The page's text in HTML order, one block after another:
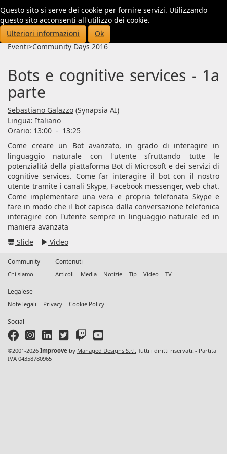
Questo sito si serve dei cookie per fornire servizi. Utilizzando
questo sito acconsenti all'utilizzo dei cookie.
Ulteriori informazioni
Ok
Eventi>Community Days 2016
Bots e cognitive services - 1a
parte
Sebastiano Galazzo (Synapsia AI)
Lingua: Italiano
Orario: 13:00 - 13:25
Come creare un Bot avanzato, in grado di interagire in
linguaggio naturale con l'utente sfruttando tutte le
potenzialità della piattaforma Bot di Microsoft e dei servizi di
cognitive services. Come far interagire il bot con il nostro
utente tramite i canali Skype, Facebook messenger, web chat.
Come implementare una vera e propria telefonata Skype e
fare in modo che il bot capisca dalla conversazione telefonica
interagire con l'utente sempre in linguaggio naturale ed in
maniera avanzata
Slide
Video
Community
Chi siamo
Contenuti
Articoli Media Notizie Tip Video TV
Legalese
Note legali Privacy Cookie Policy
Social
©2001-2026 Improove by Managed Designs S.r.l. Tutti i diritti riservati. - Partita
IVA 04358780965